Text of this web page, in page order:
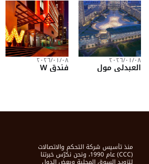
٠٨‏/٠١‏/٢٠٢٦
العبدلي مول
٠٨‏/٠١‏/٢٠٢٦
فندق W